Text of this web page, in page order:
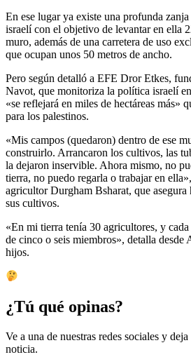
En ese lugar ya existe una profunda
israelí con el objetivo de levantar en ella
muro, además de una carretera de uso
que ocupan unos 50 metros de ancho.
Pero según detalló a EFE Dror Etkes,
Navot, que monitoriza la política israelí
«se reflejará en miles de hectáreas más»
para los palestinos.
«Mis campos (quedaron) dentro de ese
construirlo. Arrancaron los cultivos, las
la dejaron inservible. Ahora mismo, no
tierra, no puedo regarla o trabajar en
agricultor Durgham Bsharat, que
sus cultivos.
«En mi tierra tenía 30 agricultores, y
de cinco o seis miembros», detalla desde
hijos.
¿Tú qué opinas?
Ve a una de nuestras redes sociales y
noticia.